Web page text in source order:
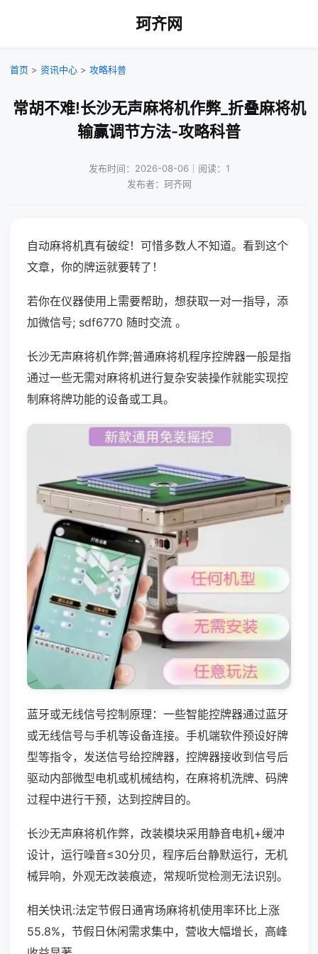
珂齐网
首页 > 资讯中心 > 攻略科普
常胡不难!长沙无声麻将机作弊_折叠麻将机
输赢调节方法-攻略科普
发布时间：2026-08-06｜阅读：1
发布者：珂齐网
自动麻将机真有破绽！可惜多数人不知道。看到这个
文章，你的牌运就要转了！
若你在仪器使用上需要帮助，想获取一对一指导，添
加微信号; sdf6770 随时交流 。
长沙无声麻将机作弊;普通麻将机程序控牌器一般是指
通过一些无需对麻将机进行复杂安装操作就能实现控
制麻将牌功能的设备或工具。
蓝牙或无线信号控制原理：一些智能控牌器通过蓝牙
或无线信号与手机等设备连接。手机端软件预设好牌
型等指令，发送信号给控牌器，控牌器接收到信号后
驱动内部微型电机或机械结构，在麻将机洗牌、码牌
过程中进行干预，达到控牌目的。
长沙无声麻将机作弊，改装模块采用静音电机+缓冲
设计，运行噪音≤30分贝，程序后台静默运行，无机
械异响，外观无改装痕迹，常规听觉检测无法识别。
相关快讯:法定节假日通宵场麻将机使用率环比上涨
55.8%，节假日休闲需求集中，营收大幅增长，高峰